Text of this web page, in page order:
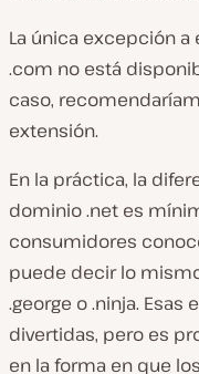
La única excepción
.com no está
caso,
extensión.
En la práctica, la
dominio .net es
consumidores
puede decir lo
.george o .ninja.
divertidas, pero es
en la forma en que